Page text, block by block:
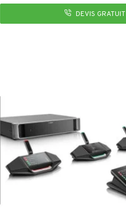
DEVIS GRATUIT